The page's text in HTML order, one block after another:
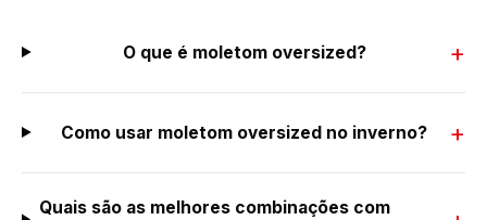
O que é moletom oversized?
Como usar moletom oversized no inverno?
Quais são as melhores combinações com